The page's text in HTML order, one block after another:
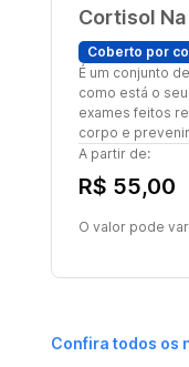
Cortisol
Coberto por
É um conjunto
como está o
exames feitos
corpo e
A partir de:
R$ 55,00
O valor pode
Confira todos os